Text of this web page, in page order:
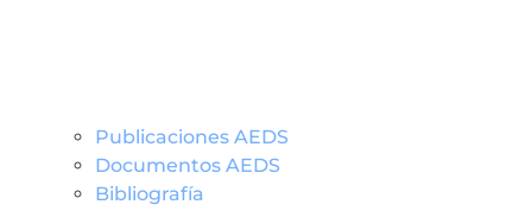
Publicaciones AEDS
Documentos AEDS
Bibliografía